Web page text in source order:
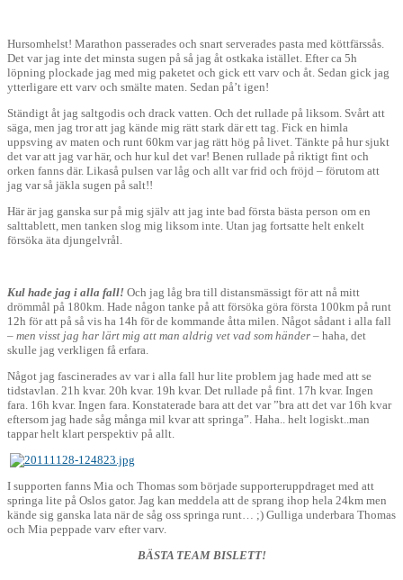
Hursomhelst! Marathon passerades och snart serverades pasta med köttfärssås.
Det var jag inte det minsta sugen på så jag åt ostkaka istället. Efter ca 5h
löpning plockade jag med mig paketet och gick ett varv och åt. Sedan gick jag
ytterligare ett varv och smälte maten. Sedan på’t igen!
Ständigt åt jag saltgodis och drack vatten. Och det rullade på liksom. Svårt att
säga, men jag tror att jag kände mig rätt stark där ett tag. Fick en himla
uppsving av maten och runt 60km var jag rätt hög på livet. Tänkte på hur sjukt
det var att jag var här, och hur kul det var! Benen rullade på riktigt fint och
orken fanns där. Likaså pulsen var låg och allt var frid och fröjd – förutom att
jag var så jäkla sugen på salt!!
Här är jag ganska sur på mig själv att jag inte bad första bästa person om en
salttablett, men tanken slog mig liksom inte. Utan jag fortsatte helt enkelt
försöka äta djungelvrål.
Kul hade jag i alla fall! Och jag låg bra till distansmässigt för att nå mitt
drömmål på 180km. Hade någon tanke på att försöka göra första 100km på runt
12h för att på så vis ha 14h för de kommande åtta milen. Något sådant i alla fall
– men visst jag har lärt mig att man aldrig vet vad som händer – haha, det
skulle jag verkligen få erfara.
Något jag fascinerades av var i alla fall hur lite problem jag hade med att se
tidstavlan. 21h kvar. 20h kvar. 19h kvar. Det rullade på fint. 17h kvar. Ingen
fara. 16h kvar. Ingen fara. Konstaterade bara att det var ”bra att det var 16h kvar
eftersom jag hade såg många mil kvar att springa”. Haha.. helt logiskt..man
tappar helt klart perspektiv på allt.
I supporten fanns Mia och Thomas som började supporteruppdraget med att
springa lite på Oslos gator. Jag kan meddela att de sprang ihop hela 24km men
kände sig ganska lata när de såg oss springa runt… ;) Gulliga underbara Thomas
och Mia peppade varv efter varv.
BÄSTA TEAM BISLETT!